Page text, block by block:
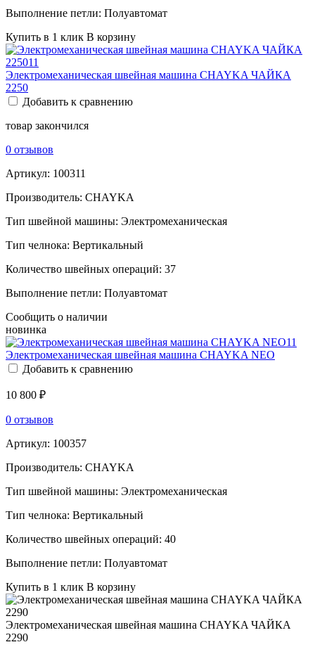
Выполнение петли: Полуавтомат
Купить в 1 клик В корзину
Электромеханическая швейная машина CHAYKA ЧАЙКА
2250
Добавить к сравнению
товар закончился
0 отзывов
Артикул: 100311
Производитель: CHAYKA
Тип швейной машины: Электромеханическая
Тип челнока: Вертикальный
Количество швейных операций: 37
Выполнение петли: Полуавтомат
Сообщить о наличии
новинка
Электромеханическая швейная машина CHAYKA NEO
Добавить к сравнению
10 800 ₽
0 отзывов
Артикул: 100357
Производитель: CHAYKA
Тип швейной машины: Электромеханическая
Тип челнока: Вертикальный
Количество швейных операций: 40
Выполнение петли: Полуавтомат
Купить в 1 клик В корзину
Электромеханическая швейная машина CHAYKA ЧАЙКА
2290